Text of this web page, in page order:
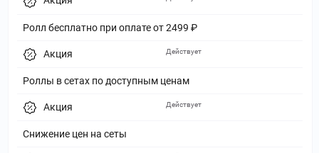
Ролл бесплатно при оплате от 2499 ₽
Акция
Роллы в сетах по доступным ценам
Действует
Акция
Снижение цен на сеты
Действует